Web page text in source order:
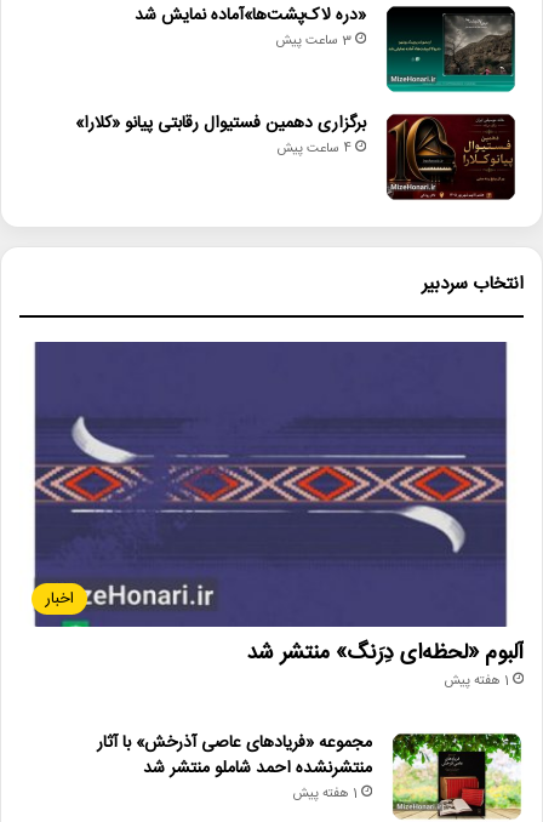
«دره لاک‌پشت‌ها»آماده نمایش شد
3 ساعت پیش
برگزاری دهمین فستیوال رقابتی پیانو «کلارا»
4 ساعت پیش
انتخاب سردبیر
اخبار
آلبوم «لحظه‌ای دِرَنگ» منتشر شد
1 هفته پیش
مجموعه «فریادهای عاصی آذرخش» با آثار
منتشرنشده احمد شاملو منتشر شد
1 هفته پیش